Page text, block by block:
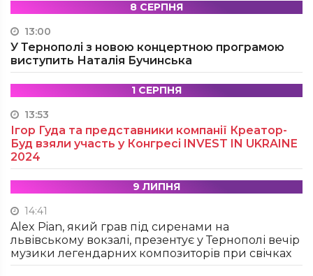
8 СЕРПНЯ
13:00
У Тернополі з новою концертною програмою
виступить Наталія Бучинська
1 СЕРПНЯ
13:53
Ігор Гуда та представники компанії Креатор-
Буд взяли участь у Конгресі INVEST IN UKRAINE
2024
9 ЛИПНЯ
14:41
Alex Pian, який грав під сиренами на
львівському вокзалі, презентує у Тернополі вечір
музики легендарних композиторів при свічках